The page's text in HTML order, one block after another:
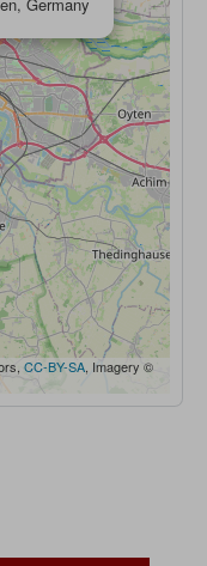
CC-BY-SA, Imagery ©